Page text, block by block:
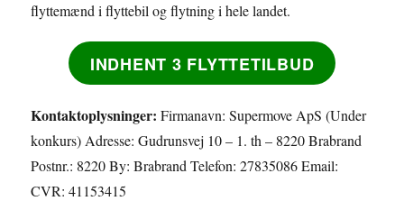
flyttemænd i flyttebil og flytning i hele landet.
INDHENT 3 FLYTTETILBUD
Kontaktoplysninger: Firmanavn: Supermove ApS (Under
konkurs) Adresse: Gudrunsvej 10 – 1. th – 8220 Brabrand
Postnr.: 8220 By: Brabrand Telefon: 27835086 Email:
CVR: 41153415